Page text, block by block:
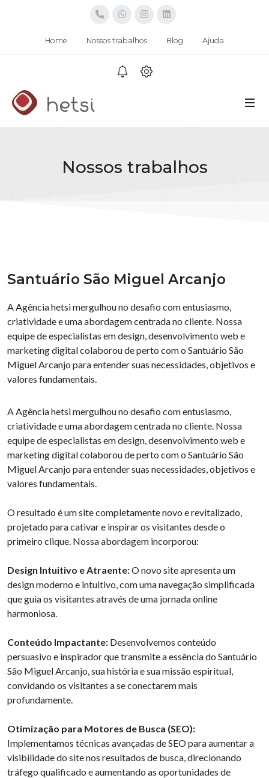
Home Nossos trabalhos Blog Ajuda
Nossos trabalhos
Santuário São Miguel Arcanjo
A Agência hetsi mergulhou no desafio com entusiasmo,
criatividade e uma abordagem centrada no cliente. Nossa
equipe de especialistas em design, desenvolvimento web e
marketing digital colaborou de perto com o Santuário São
Miguel Arcanjo para entender suas necessidades, objetivos e
valores fundamentais.
A Agência hetsi mergulhou no desafio com entusiasmo,
criatividade e uma abordagem centrada no cliente. Nossa
equipe de especialistas em design, desenvolvimento web e
marketing digital colaborou de perto com o Santuário São
Miguel Arcanjo para entender suas necessidades, objetivos e
valores fundamentais.
O resultado é um site completamente novo e revitalizado,
projetado para cativar e inspirar os visitantes desde o
primeiro clique. Nossa abordagem incorporou:
Design Intuitivo e Atraente:O novo site apresenta um
design moderno e intuitivo, com uma navegação simplificada
que guia os visitantes através de uma jornada online
harmoniosa.
Conteúdo Impactante: Desenvolvemos conteúdo
persuasivo e inspirador que transmite a essência do Santuário
São Miguel Arcanjo, sua história e sua missão espiritual,
convidando os visitantes a se conectarem mais
profundamente.
Otimização para Motores de Busca (SEO):
Implementamos técnicas avançadas de SEO para aumentar a
visibilidade do site nos resultados de busca, direcionando
tráfego qualificado e aumentando as oportunidades de